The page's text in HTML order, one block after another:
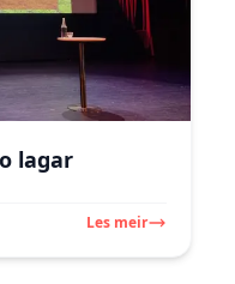
lagar
Les meir